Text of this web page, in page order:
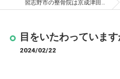
習志野市の整骨院は京成津田沼整骨院
目をいたわっています
2024/02/22